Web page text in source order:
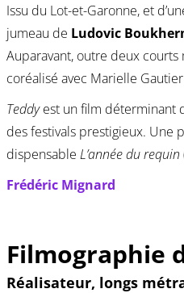
Issu du Lot-et-Garonne, et
jumeau de Ludovic
Auparavant, outre deux courts
coréalisé avec Marielle
Teddyest un film déterminant
des festivals prestigieux. Une
dispensable L’année du requin
Frédéric Mignard
Filmographie
Réalisateur, longs